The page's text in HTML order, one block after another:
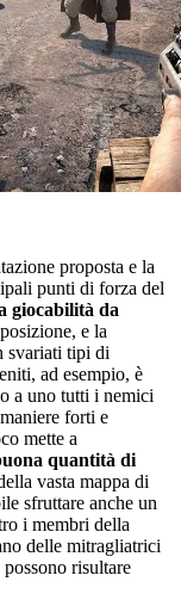
proposta e la
punti di forza del
giocabilità da
e la
svariati tipi di
ad esempio, è
a uno tutti i nemici
forti e
mette a
quantità di
vasta mappa di
sfruttare anche un
i membri della
delle mitragliatrici
possono risultare